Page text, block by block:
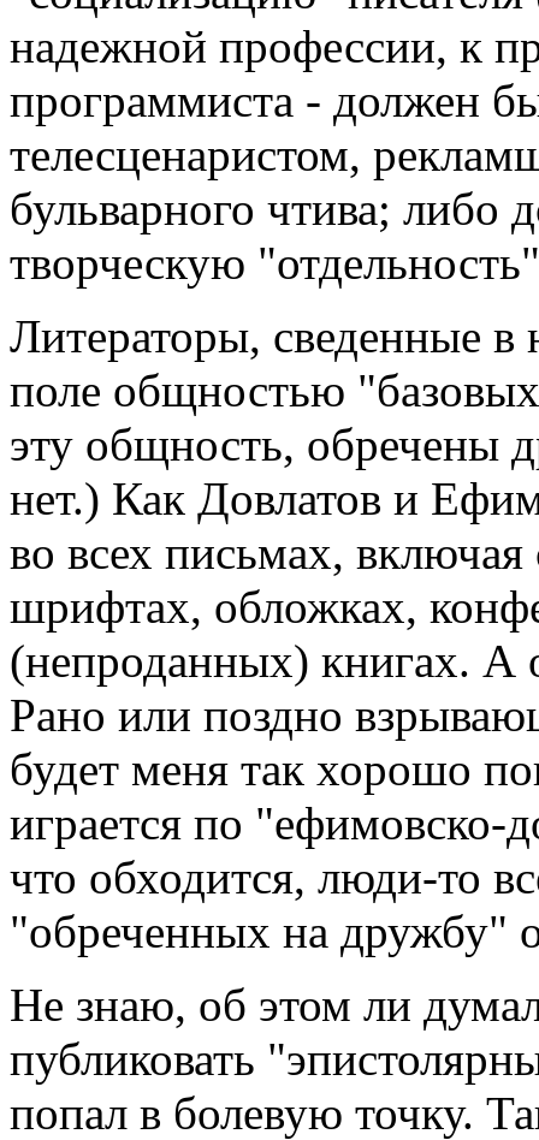
надежной профессии, к
программиста - должен
телесценаристом,
бульварного чтива; либо
творческую
Литераторы, сведенные
поле общностью
эту общность, обречены
нет.) Как Довлатов и
во всех письмах,
шрифтах, обложках,
(непроданных) книгах. А
Рано или поздно
будет меня так хорошо
играется по "ефимовско-
что обходится, люди-то
"обреченных на дружбу"
Не знаю, об этом ли
публиковать
попал в болевую точку.